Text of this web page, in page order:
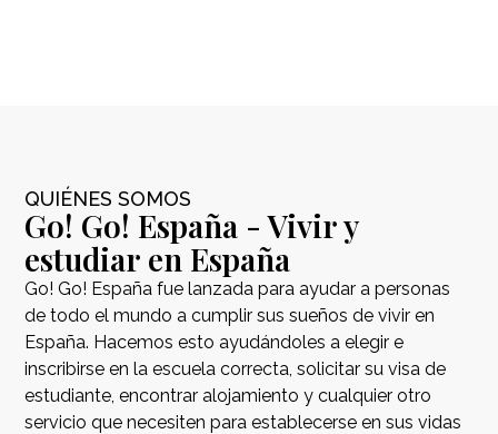
QUIÉNES SOMOS
Go! Go! España - Vivir y
estudiar en España
Go! Go! España fue lanzada para ayudar a personas
de todo el mundo a cumplir sus sueños de vivir en
España. Hacemos esto ayudándoles a elegir e
inscribirse en la escuela correcta, solicitar su visa de
estudiante, encontrar alojamiento y cualquier otro
servicio que necesiten para establecerse en sus vidas